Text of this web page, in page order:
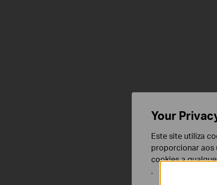
Your
Este site utiliza
proporcionar aos
cookies a
.